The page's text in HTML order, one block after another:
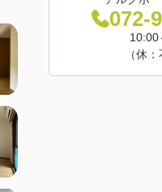
072-
10:00
（休